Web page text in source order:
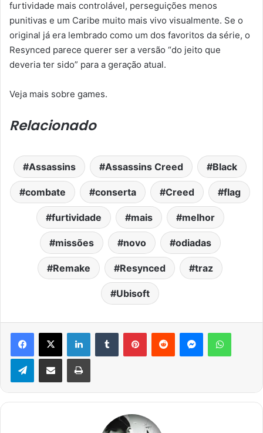
furtividade mais controlável, perseguições menos
punitivas e um Caribe muito mais vivo visualmente. Se o
original já era lembrado como um dos favoritos da série, o
Resynced parece querer ser a versão “do jeito que
deveria ter sido” para a geração atual.
Veja mais sobre games.
Relacionado
Assassins Assassins Creed Black
combate conserta Creed flag
furtividade mais melhor
missões novo odiadas
Remake Resynced traz
Ubisoft
Facebook
X LinkedinTumblr PinterestReddit Messenger
TelegramCompartilhar via e-mail Imprimir